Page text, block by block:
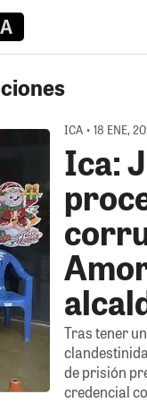
ICA • 18 ENE,
Ica:
Tras tener
de prisión
credencial